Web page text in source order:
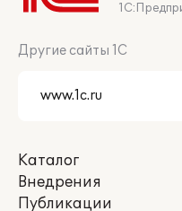
Другие сайты 1С
Каталог
Внедрения
Публикации